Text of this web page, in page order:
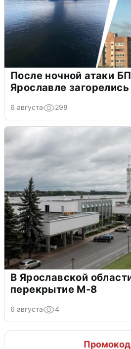
После ночной атаки
Ярославле
6 августа 298
В Ярославской
перекрытие М-8
6 августа 4